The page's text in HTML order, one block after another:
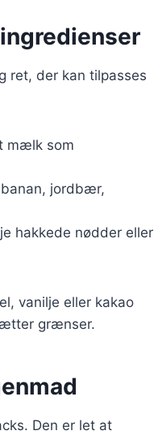
ret, der kan tilpasses
mælk som
jordbær,
hakkede nødder eller
vanilje eller kakao
grænser.
Den er let at